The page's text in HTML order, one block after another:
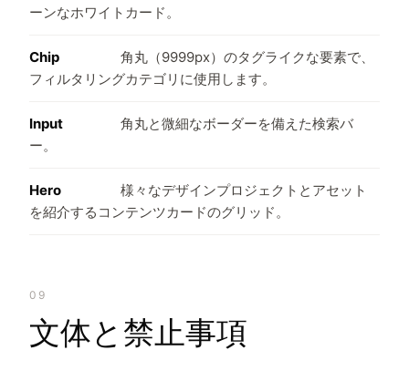
ーンなホワイトカード。
Chip
角丸（9999px）のタグライクな要素で、
フィルタリングカテゴリに使用します。
Input
角丸と微細なボーダーを備えた検索バ
ー。
Hero
様々なデザインプロジェクトとアセット
を紹介するコンテンツカードのグリッド。
09
文体と禁止事項